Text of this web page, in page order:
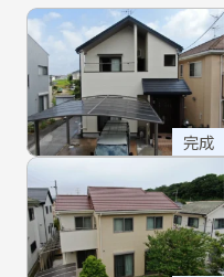
だき誠にありがと
完成